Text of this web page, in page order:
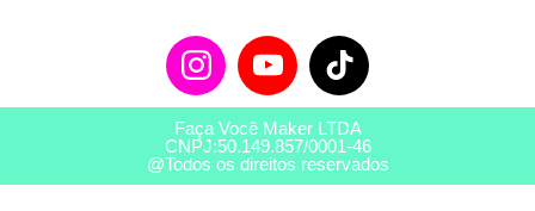
Faça Você Maker LTDA
CNPJ:50.149.857/0001-46
@Todos os direitos reservados